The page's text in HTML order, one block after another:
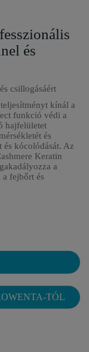
és
csillogásáért
kínál a
funkció védi a
hajfelületet
és
és kócolódását. Az
Keratin
a
fejbőrt és
TÓL